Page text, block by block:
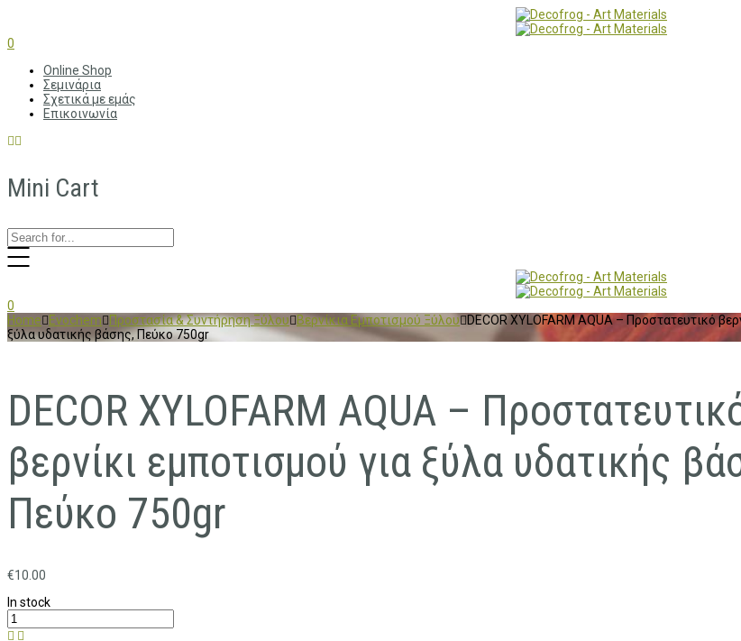
0
Online Shop
Σεμινάρια
Σχετικά με εμάς
Επικοινωνία
Mini Cart
0
Home
Evochem Προστασία & Συντήρηση Ξύλου Βερνίκια Εμποτισμού Ξύλου
DECOR XYLOFARM AQUA – Προστατευτικό
ξύλα υδατικής βάσης, Πεύκο 750gr
DECOR XYLOFARM AQUA –
βερνίκι εμποτισμού για ξύλα υδατικής
Πεύκο 750gr
€10.00
In stock